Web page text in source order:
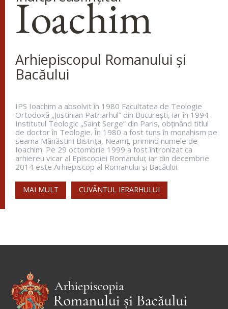
Cinstirea Sfintei Icoane a
Maicii Domnului de pe
Tolga (Tolgska)
dormea, sfântul s-a trezit și a
văzut o lumină care lumina întreg ținutul. Aceasta
lumină venea de la o coloană de foc de pe
Apostolul zilei
Fraților, vă îndemn, pentru Domnul nostru Iisus
Hristos și pentru iubirea Duhului Sfânt, ca
împreună cu mine, să luptați în rugăciuni către
Dumnezeu pentru mine, ca să scap de...
Ap. Romani 15, 30-33
Ev. Matei 17, 24-27; 18, 1-4
Ioachim
Arhiepiscopul Romanului și
Bacăului
IPS Ioachim a absolvit în 1980 Facultatea de Teologie
Ortodoxă „Justinian Patriarhul” din Bucureşti, iar în 1994
Institutul Teologic „Saint Serge” din Paris, obţinând titlul
de doctor în Teologie. În 1980 a fost tuns în monahism pe
seama Mănăstirii Bistriţa, Neamţ, primind numele de
Ioachim. Pe 29 octombrie 1999 a fost întronizat ca
arhiereu vicar al Episcopiei Romanului; iar din decembrie
2014 este Arhiepiscop al Romanului și Bacăului.
MAI MULT CUVÂNTUL IERARHULUI